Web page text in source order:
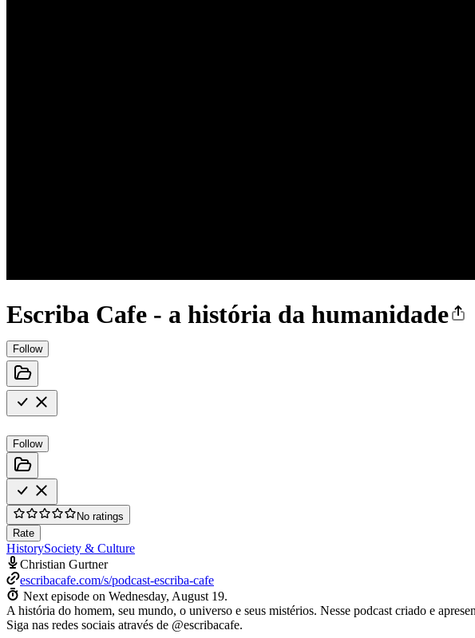
Escriba Cafe - a história da humanidade
Follow
Follow
No ratings
Rate
HistorySociety & Culture
Christian Gurtner
escribacafe.com/s/podcast-escriba-cafe
Next episode on Wednesday, August 19.
A história do homem, seu mundo, o universo e seus mistérios. Nesse podcast criado e
Siga nas redes sociais através de @escribacafe.